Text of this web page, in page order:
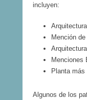
incluyen:
Mención
Menciones
Planta más
Algunos de los